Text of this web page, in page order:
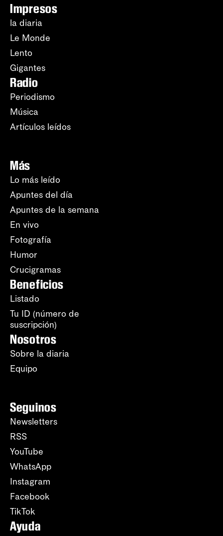
Impresos
la diaria
Le Monde
Lento
Gigantes
Radio
Periodismo
Música
Artículos leídos
Más
Lo más leído
Apuntes del día
Apuntes de la semana
En vivo
Fotografía
Humor
Crucigramas
Beneficios
Listado
Tu ID (número de
suscripción)
Nosotros
Sobre la diaria
Equipo
Seguinos
Newsletters
RSS
YouTube
WhatsApp
Instagram
Facebook
TikTok
Ayuda